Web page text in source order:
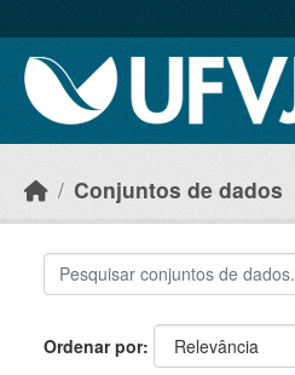
Conjuntos de dados
Ordenar por